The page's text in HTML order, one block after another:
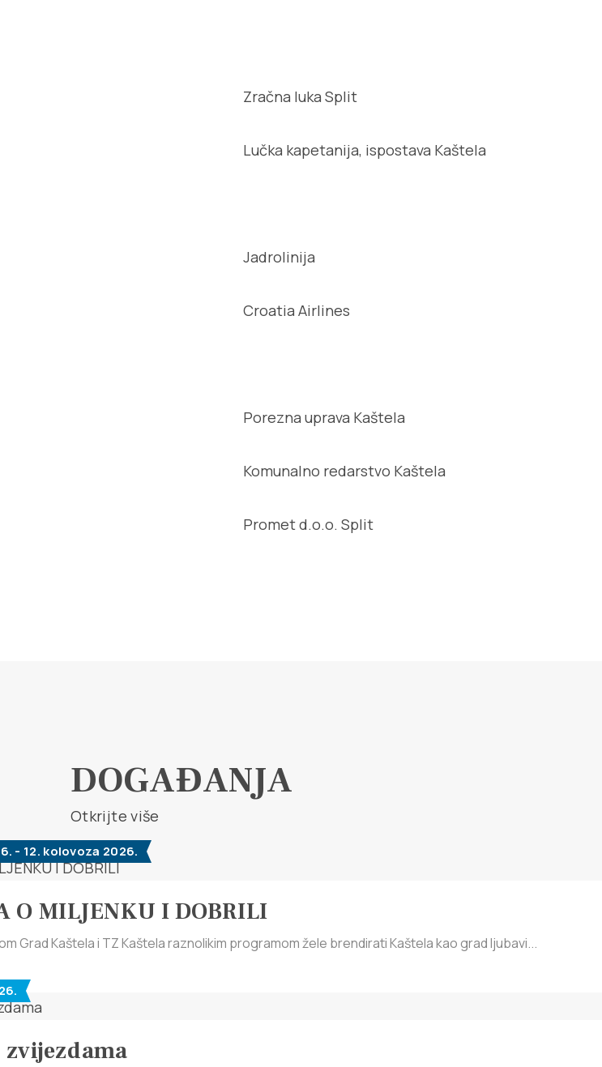
Zračna luka Split
Lučka kapetanija, ispostava Kaštela
Jadrolinija
Croatia Airlines
Porezna uprava Kaštela
Komunalno redarstvo Kaštela
Promet d.o.o. Split
DOGAĐANJA
Otkrijte više
- 12. kolovoza 2026.
O MILJENKU I DOBRILI
Grad Kaštela i TZ Kaštela raznolikim programom žele brendirati Kaštela kao grad ljubavi...